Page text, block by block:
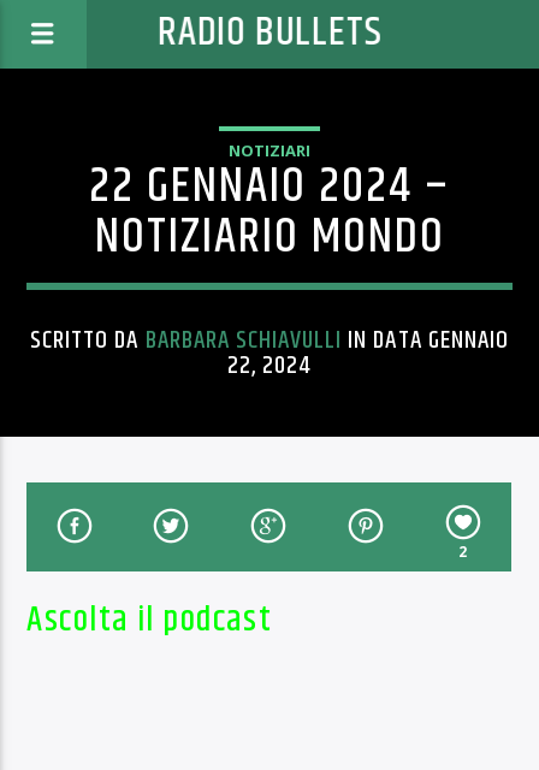
RADIO BULLETS
NOTIZIARI
22 GENNAIO 2024 –
NOTIZIARIO MONDO
SCRITTO DA BARBARA SCHIAVULLI IN DATA GENNAIO
22, 2024
2
Ascolta il podcast